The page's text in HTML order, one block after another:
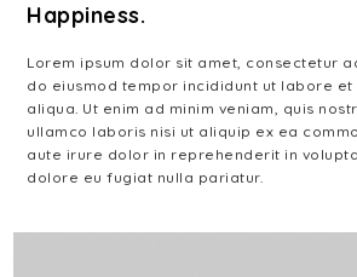
Happiness.
Lorem ipsum dolor sit amet, consectetur
do eiusmod tempor incididunt ut labore
aliqua. Ut enim ad minim veniam, quis
ullamco laboris nisi ut aliquip ex ea
aute irure dolor in reprehenderit in
dolore eu fugiat nulla pariatur.